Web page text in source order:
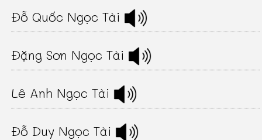
Đỗ Quốc Ngọc Tài
Đặng Sơn Ngọc Tài
Lê Anh Ngọc Tài
Đỗ Duy Ngọc Tài